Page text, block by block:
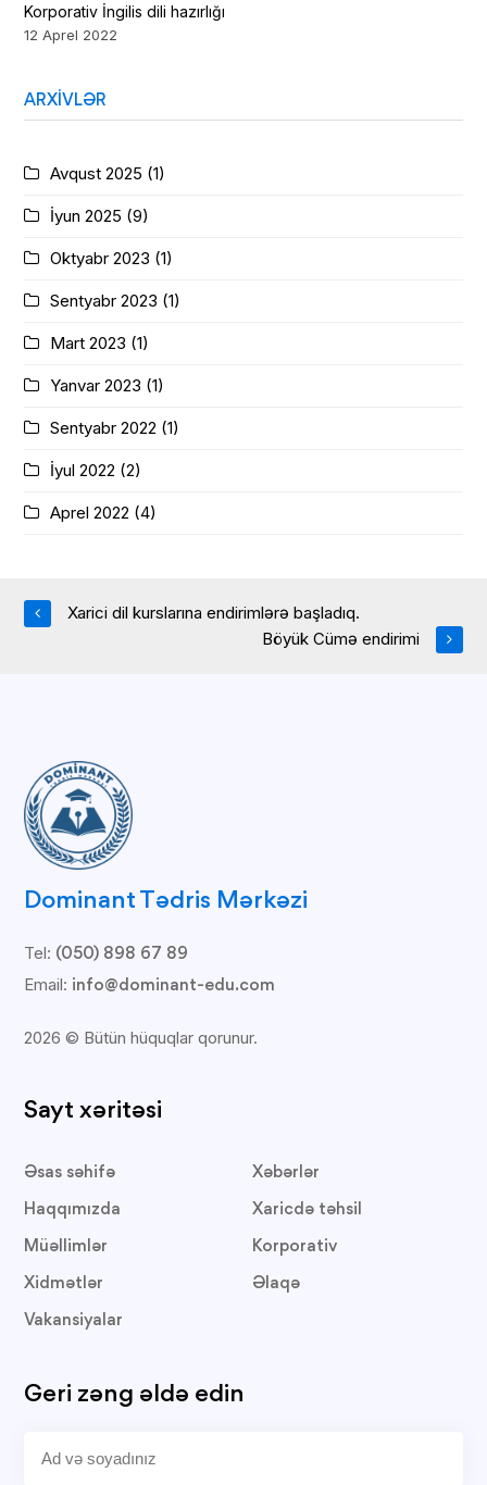
Korporativ İngilis dili hazırlığı
12 Aprel 2022
ARXIVLƏR
Avqust 2025 (1)
İyun 2025 (9)
Oktyabr 2023 (1)
Sentyabr 2023 (1)
Mart 2023 (1)
Yanvar 2023 (1)
Sentyabr 2022 (1)
İyul 2022 (2)
Aprel 2022 (4)
Xarici dil kurslarına endirimlərə başladıq.
Böyük Cümə endirimi
Dominant Tədris Mərkəzi
Tel: (050) 898 67 89
Email: info@dominant-edu.com
2026 © Bütün hüquqlar qorunur.
Sayt xəritəsi
Əsas səhifə
Haqqımızda
Müəllimlər
Xidmətlər
Vakansiyalar
Xəbərlər
Xaricdə təhsil
Korporativ
Əlaqə
Geri zəng əldə edin